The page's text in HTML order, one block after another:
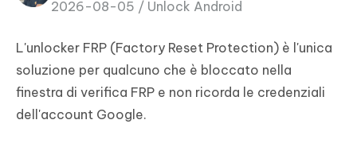
PDF
New
iAnyGo
2026-08-05 / Unlock Android
L'unlocker FRP (Factory Reset Protection) è l'unica
soluzione per qualcuno che è bloccato nella
finestra di verifica FRP e non ricorda le credenziali
dell'account Google.